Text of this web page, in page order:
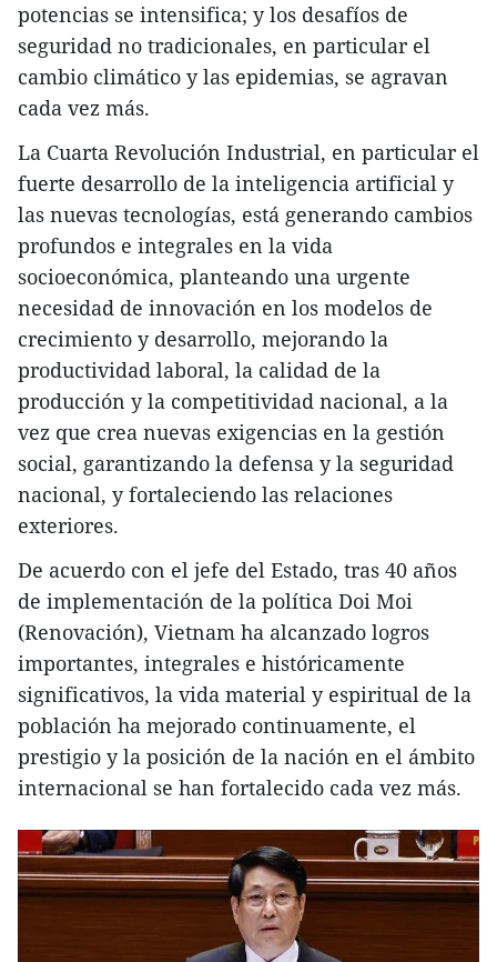
potencias se intensifica; y los desafíos de
seguridad no tradicionales, en particular el
cambio climático y las epidemias, se agravan
cada vez más.
La Cuarta Revolución Industrial, en particular el
fuerte desarrollo de la inteligencia artificial y
las nuevas tecnologías, está generando cambios
profundos e integrales en la vida
socioeconómica, planteando una urgente
necesidad de innovación en los modelos de
crecimiento y desarrollo, mejorando la
productividad laboral, la calidad de la
producción y la competitividad nacional, a la
vez que crea nuevas exigencias en la gestión
social, garantizando la defensa y la seguridad
nacional, y fortaleciendo las relaciones
exteriores.
De acuerdo con el jefe del Estado, tras 40 años
de implementación de la política Doi Moi
(Renovación), Vietnam ha alcanzado logros
importantes, integrales e históricamente
significativos, la vida material y espiritual de la
población ha mejorado continuamente, el
prestigio y la posición de la nación en el ámbito
internacional se han fortalecido cada vez más.